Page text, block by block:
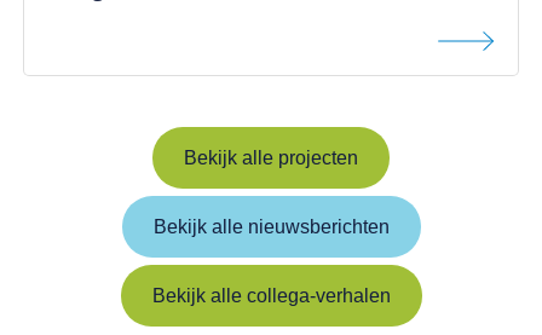
Bekijk alle projecten
Bekijk alle nieuwsberichten
Bekijk alle collega-verhalen